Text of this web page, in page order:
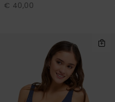
€ 40,00